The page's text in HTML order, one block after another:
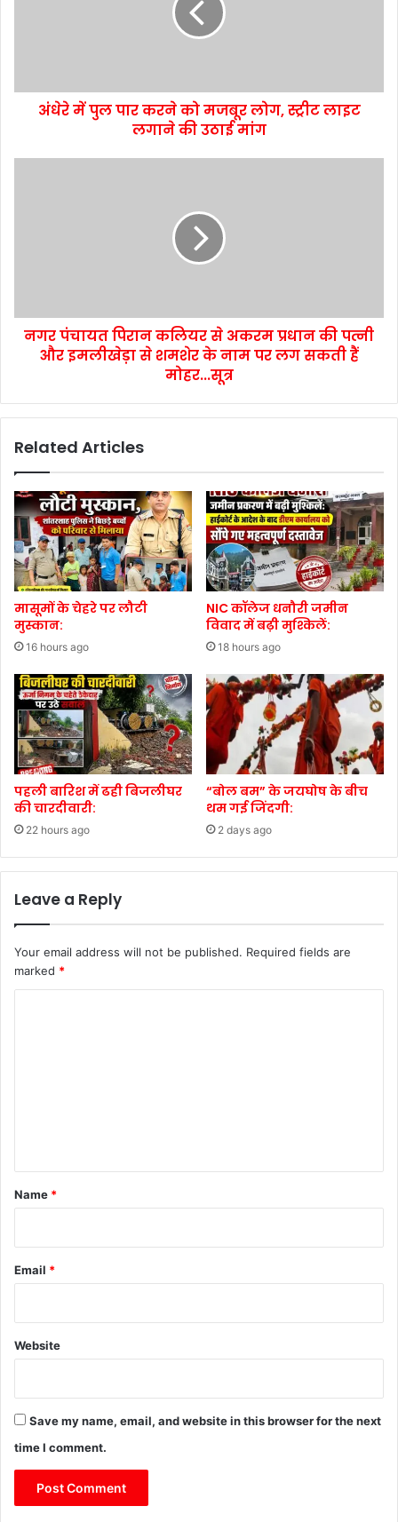
अंधेरे में पुल पार करने को मजबूर लोग, स्ट्रीट लाइट
लगाने की उठाई मांग
नगर पंचायत पिरान कलियर से अकरम प्रधान की पत्नी
और इमलीखेड़ा से शमशेर के नाम पर लग सकती हैं
मोहर...सूत्र
Related Articles
मासूमों के चेहरे पर लौटी
मुस्कान:
16 hours ago
NIC कॉलेज धनौरी जमीन
विवाद में बढ़ी मुश्किलें:
18 hours ago
पहली बारिश में ढही बिजलीघर
की चारदीवारी:
22 hours ago
“बोल बम” के जयघोष के बीच
थम गई जिंदगी:
2 days ago
Leave a Reply
Your email address will not be published. Required fields are
marked *
*
Name *
Email *
Website
Save my name, email, and website in this browser for the next
time I comment.